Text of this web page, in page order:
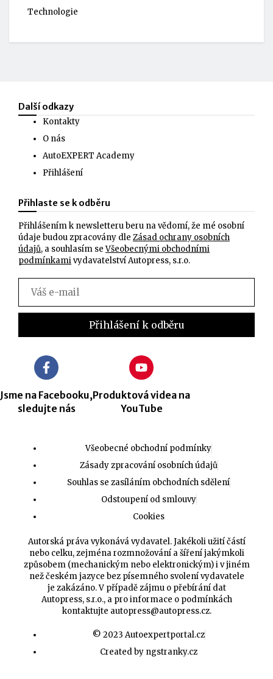
Technologie
Další odkazy
Kontakty
O nás
AutoEXPERT Academy
Přihlášení
Přihlaste se k odběru
Přihlášením k newsletteru beru na vědomí, že mé osobní
údaje budou zpracovány dle Zásad ochrany osobních
údajů, a souhlasím seVšeobecnými obchodními
podmínkamivydavatelství Autopress, s.r.o.
Jsme na Facebooku,
sledujte nás
Produktová videa na
YouTube
Všeobecné obchodní podmínky
Zásady zpracování osobních údajů
Souhlas se zasíláním obchodních sdělení
Odstoupení od smlouvy
Cookies
Autorská práva vykonává vydavatel. Jakékoli užití částí
nebo celku, zejména rozmnožování a šíření jakýmkoli
způsobem (mechanickým nebo elektronickým) i v jiném
než českém jazyce bez písemného svolení vydavatele
je zakázáno. V případě zájmu o přebírání dat
Autopress, s.r.o., a pro informace o podmínkách
kontaktujte autopress@autopress.cz.
© 2023 Autoexpertportal.cz
Created by ngstranky.cz